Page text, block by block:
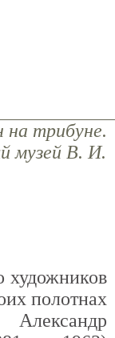
трибуне.
музей В. И.
художников
полотнах